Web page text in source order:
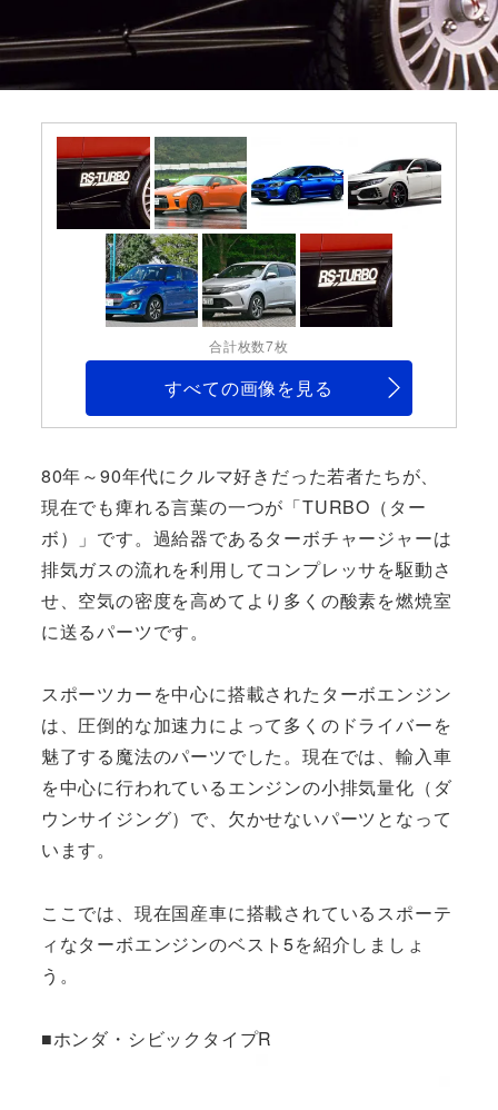
合計枚数7枚
すべての画像を見る
80年～90年代にクルマ好きだった若者たちが、
現在でも痺れる言葉の一つが「TURBO（ター
ボ）」です。過給器であるターボチャージャーは
排気ガスの流れを利用してコンプレッサを駆動さ
せ、空気の密度を高めてより多くの酸素を燃焼室
に送るパーツです。
スポーツカーを中心に搭載されたターボエンジン
は、圧倒的な加速力によって多くのドライバーを
魅了する魔法のパーツでした。現在では、輸入車
を中心に行われているエンジンの小排気量化（ダ
ウンサイジング）で、欠かせないパーツとなって
います。
ここでは、現在国産車に搭載されているスポーテ
ィなターボエンジンのベスト5を紹介しましょ
う。
■ホンダ・シビックタイプR